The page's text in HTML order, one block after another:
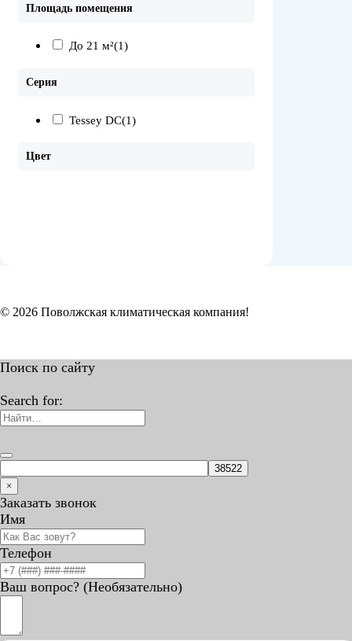
Площадь помещения
До 21 м²(1)
Серия
Tessey DC(1)
Цвет
© 2026 Поволжская климатическая компания!
Поиск по сайту
Search for:
×
Заказать звонок
Имя
Телефон
Ваш вопрос? (Необязательно)